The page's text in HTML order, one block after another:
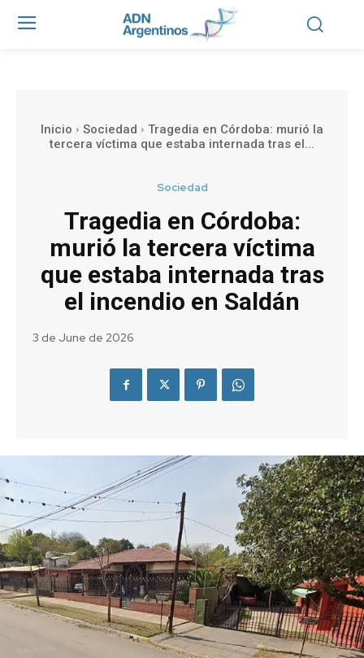
Inicio Sociedad
Tragedia en Córdoba: murió la
tercera víctima que estaba internada tras el...
Sociedad
Tragedia en Córdoba:
murió la tercera víctima
que estaba internada tras
el incendio en Saldán
3 de June de 2026